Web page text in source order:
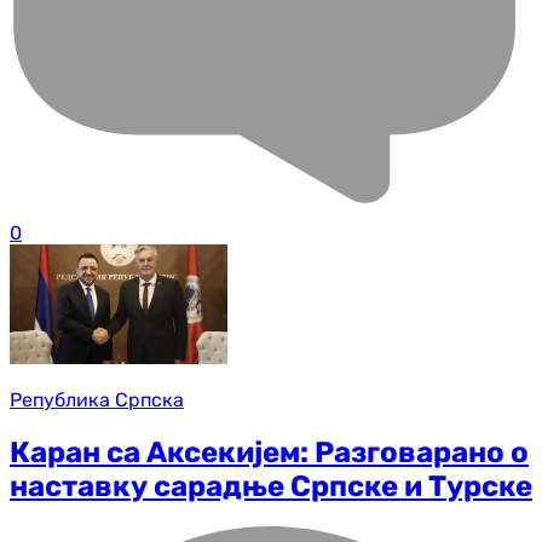
0
Република Српска
Каран са Аксекијем: Разговарано о
наставку сарадње Српске и Турске